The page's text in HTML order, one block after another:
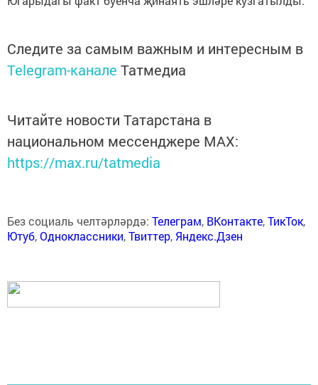
Следите за самым важным и интересным в
Telegram-канале Татмедиа
Читайте новости Татарстана в
национальном мессенджере MАХ:
https://max.ru/tatmedia
Без социаль челтәрләрдә: Телеграм, ВКонтакте,ТикТок,
Ютуб,Одноклассники,Твиттер, Яндекс.Дзен